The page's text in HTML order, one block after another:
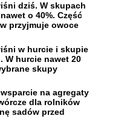
dziś. W skupach
o 40%. Część
przyjmuje owoce
w hurcie i skupie
W hurcie nawet 20
skupy
na agregaty
dla rolników
sadów przed